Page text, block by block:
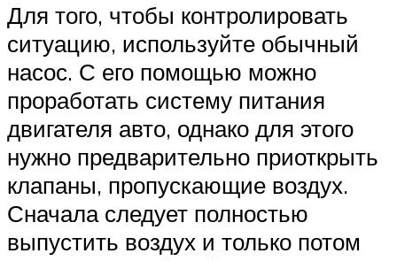
Для того, чтобы контролировать
ситуацию, используйте обычный
насос. С его помощью можно
проработать систему питания
двигателя авто, однако для этого
нужно предварительно приоткрыть
клапаны, пропускающие воздух.
Сначала следует полностью
выпустить воздух и только потом